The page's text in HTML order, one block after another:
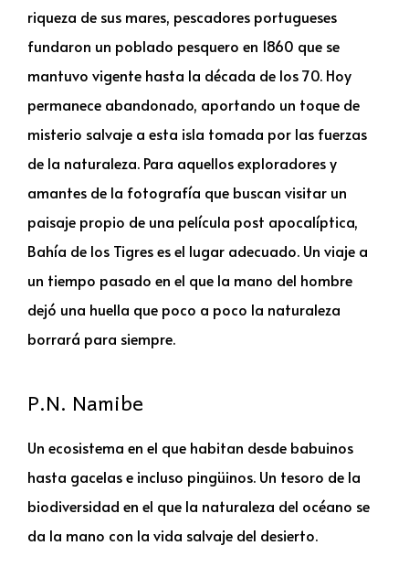
riqueza de sus mares, pescadores portugueses
fundaron un poblado pesquero en 1860 que se
mantuvo vigente hasta la década de los 70. Hoy
permanece abandonado, aportando un toque de
misterio salvaje a esta isla tomada por las fuerzas
de la naturaleza. Para aquellos exploradores y
amantes de la fotografía que buscan visitar un
paisaje propio de una película post apocalíptica,
Bahía de los Tigres es el lugar adecuado. Un viaje a
un tiempo pasado en el que la mano del hombre
dejó una huella que poco a poco la naturaleza
borrará para siempre.
P.N. Namibe
Un ecosistema en el que habitan desde babuinos
hasta gacelas e incluso pingüinos. Un tesoro de la
biodiversidad en el que la naturaleza del océano se
da la mano con la vida salvaje del desierto.